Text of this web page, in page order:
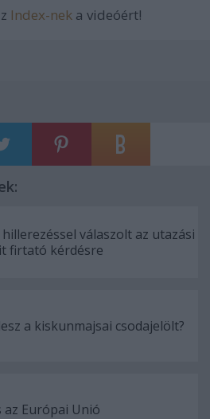
Index-nek a videóért!
válaszolt az utazási
firtató kérdésre
a kiskunmajsai csodajelölt?
az Európai Unió